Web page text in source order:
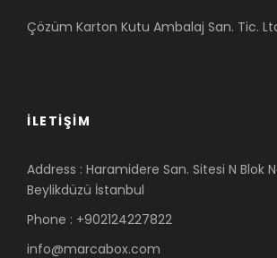
Çözüm Karton Kutu Ambalaj San. Tic.
İLETIŞIM
Address : Haramidere San. Sitesi N Blok
Beylikdüzü İstanbul
Phone : +902124227822
info@marcabox.com